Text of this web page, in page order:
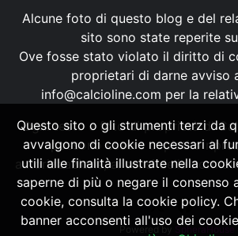
Alcune foto di questo blog e del
sito sono state reperite
Ove fosse stato violato il diritto di
proprietari di darne avviso
info@calcioline.com per la
Ogni testo e foto di proprietà di
possono essere copiati o
autorizzazione, ai sensi della
Powered by SpheraHouse
Questo sito o gli strumenti terzi da
avvalgono di cookie necessari al
utili alle finalità illustrate nella
saperne di più o negare il consenso
cookie, consulta la cookie policy.
banner acconsenti all'uso dei